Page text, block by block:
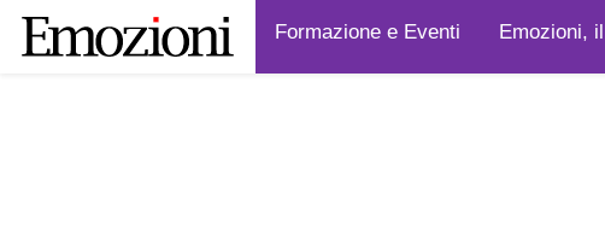
Formazione e Eventi Emozioni,